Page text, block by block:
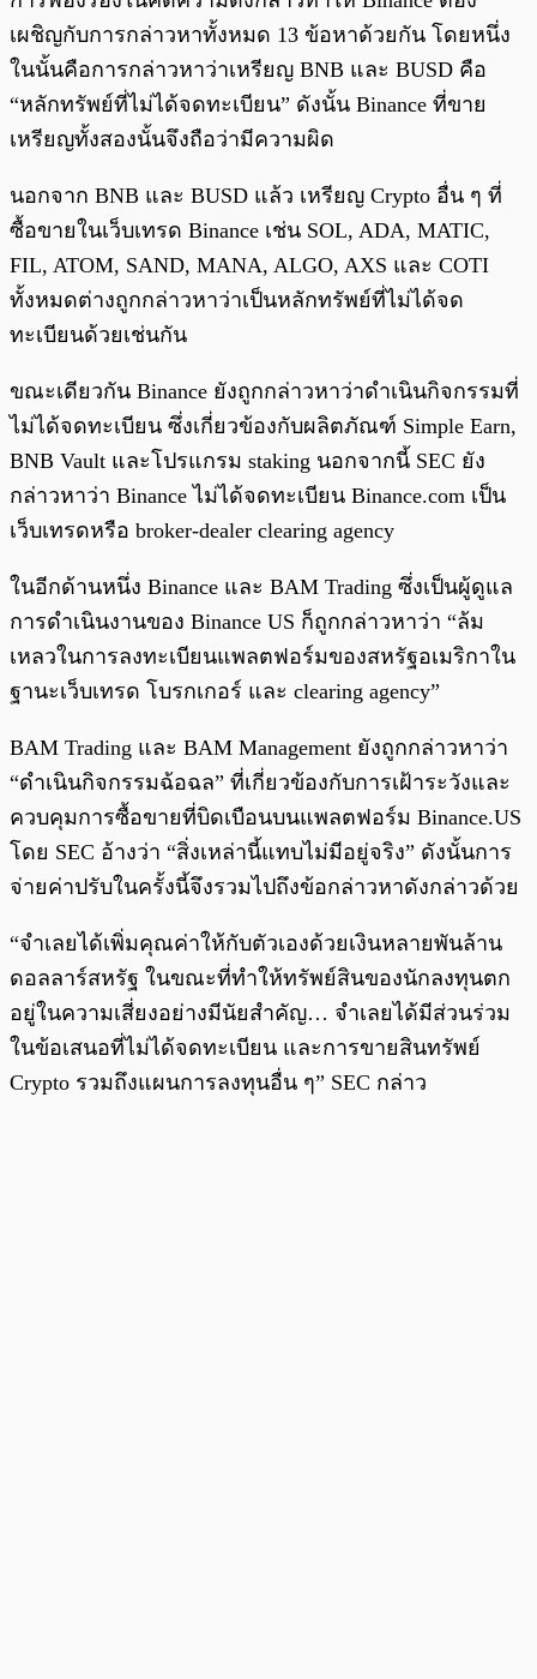
เผชิญกับการกล่าวหาทั้งหมด 13 ข้อหาด้วยกัน โดยหนึ่ง
ในนั้นคือการกล่าวหาว่าเหรียญ BNB และ BUSD คือ
“หลักทรัพย์ที่ไม่ได้จดทะเบียน” ดังนั้น Binance ที่ขาย
เหรียญทั้งสองนั้นจึงถือว่ามีความผิด
นอกจาก BNB และ BUSD แล้ว เหรียญ Crypto อื่น ๆ ที่
ซื้อขายในเว็บเทรด Binance เช่น SOL, ADA, MATIC,
FIL, ATOM, SAND, MANA, ALGO, AXS และ COTI
ทั้งหมดต่างถูกกล่าวหาว่าเป็นหลักทรัพย์ที่ไม่ได้จด
ทะเบียนด้วยเช่นกัน
ขณะเดียวกัน Binance ยังถูกกล่าวหาว่าดำเนินกิจกรรมที่
ไม่ได้จดทะเบียน ซึ่งเกี่ยวข้องกับผลิตภัณฑ์ Simple Earn,
BNB Vault และโปรแกรม staking นอกจากนี้ SEC ยัง
กล่าวหาว่า Binance ไม่ได้จดทะเบียน Binance.com เป็น
เว็บเทรดหรือ broker-dealer clearing agency
ในอีกด้านหนึ่ง Binance และ BAM Trading ซึ่งเป็นผู้ดูแล
การดำเนินงานของ Binance US ก็ถูกกล่าวหาว่า “ล้ม
เหลวในการลงทะเบียนแพลตฟอร์มของสหรัฐอเมริกาใน
ฐานะเว็บเทรด โบรกเกอร์ และ clearing agency”
BAM Trading และ BAM Management ยังถูกกล่าวหาว่า
“ดำเนินกิจกรรมฉ้อฉล” ที่เกี่ยวข้องกับการเฝ้าระวังและ
ควบคุมการซื้อขายที่บิดเบือนบนแพลตฟอร์ม Binance.US
โดย SEC อ้างว่า “สิ่งเหล่านี้แทบไม่มีอยู่จริง” ดังนั้นการ
จ่ายค่าปรับในครั้งนี้จึงรวมไปถึงข้อกล่าวหาดังกล่าวด้วย
“จำเลยได้เพิ่มคุณค่าให้กับตัวเองด้วยเงินหลายพันล้าน
ดอลลาร์สหรัฐ ในขณะที่ทำให้ทรัพย์สินของนักลงทุนตก
อยู่ในความเสี่ยงอย่างมีนัยสำคัญ… จำเลยได้มีส่วนร่วม
ในข้อเสนอที่ไม่ได้จดทะเบียน และการขายสินทรัพย์
Crypto รวมถึงแผนการลงทุนอื่น ๆ” SEC กล่าว